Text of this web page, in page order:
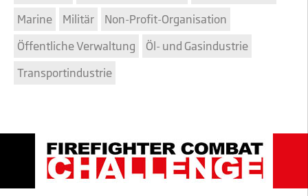
Marine
Militär
Non-Profit-Organisation
Öffentliche Verwaltung
Öl- und Gasindustrie
Transportindustrie